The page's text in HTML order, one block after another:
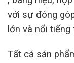
với sự đóng
lớn và nổi
Tất cả sản